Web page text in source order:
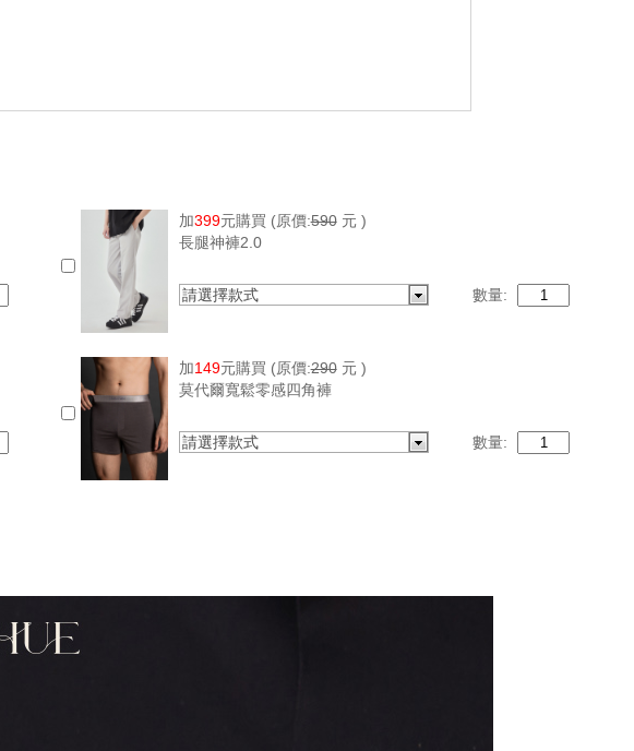
加399元購買 (原價:590元 )
長腿神褲2.0
請選擇款式 數量:
加149元購買 (原價:290元 )
莫代爾寬鬆零感四角褲
請選擇款式 數量: